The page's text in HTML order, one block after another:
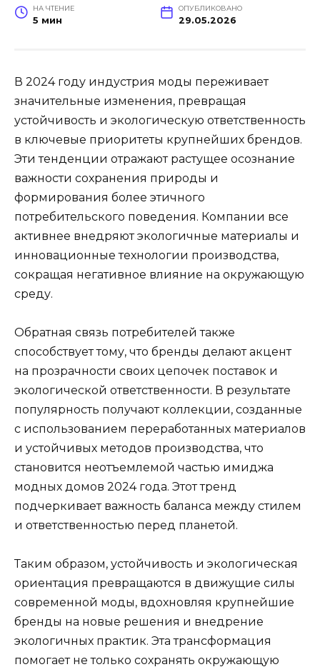
НА ЧТЕНИЕ
5 мин
ОПУБЛИКОВАНО
29.05.2026
В 2024 году индустрия моды переживает
значительные изменения, превращая
устойчивость и экологическую ответственность
в ключевые приоритеты крупнейших брендов.
Эти тенденции отражают растущее осознание
важности сохранения природы и
формирования более этичного
потребительского поведения. Компании все
активнее внедряют экологичные материалы и
инновационные технологии производства,
сокращая негативное влияние на окружающую
среду.
Обратная связь потребителей также
способствует тому, что бренды делают акцент
на прозрачности своих цепочек поставок и
экологической ответственности. В результате
популярность получают коллекции, созданные
с использованием переработанных материалов
и устойчивых методов производства, что
становится неотъемлемой частью имиджа
модных домов 2024 года. Этот тренд
подчеркивает важность баланса между стилем
и ответственностью перед планетой.
Таким образом, устойчивость и экологическая
ориентация превращаются в движущие силы
современной моды, вдохновляя крупнейшие
бренды на новые решения и внедрение
экологичных практик. Эта трансформация
помогает не только сохранять окружающую